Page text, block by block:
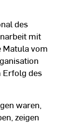
des
mit
Matula vom
Erfolg des
waren,
zeigen